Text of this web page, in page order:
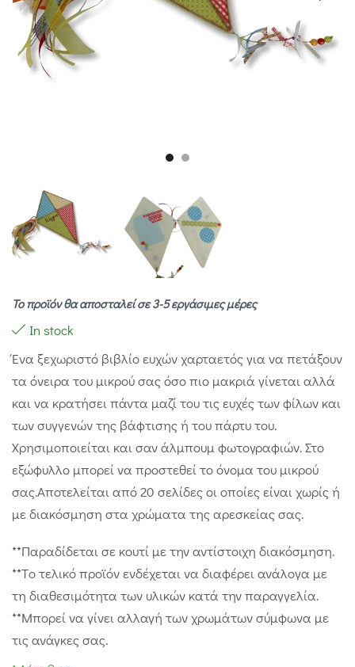
Το προϊόν θα αποσταλεί σε 3-5 εργάσιμες μέρες
In stock
Ένα ξεχωριστό βιβλίο ευχών χαρταετός για να πετάξουν
τα όνειρα του μικρού σας όσο πιο μακριά γίνεται αλλά
και να κρατήσει πάντα μαζί του τις ευχές των φίλων και
των συγγενών της βάφτισης ή του πάρτυ του.
Χρησιμοποιείται και σαν άλμπουμ φωτογραφιών. Στο
εξώφυλλο μπορεί να προστεθεί το όνομα του μικρού
σας.Αποτελείται από 20 σελίδες οι οποίες είναι χωρίς ή
με διακόσμηση στα χρώματα της αρεσκείας σας.
**Παραδίδεται σε κουτί με την αντίστοιχη διακόσμηση.
**Tο τελικό προϊόν ενδέχεται να διαφέρει ανάλογα με
τη διαθεσιμότητα των υλικών κατά την παραγγελία.
**Μπορεί να γίνει αλλαγή των χρωμάτων σύμφωνα με
τις ανάγκες σας.